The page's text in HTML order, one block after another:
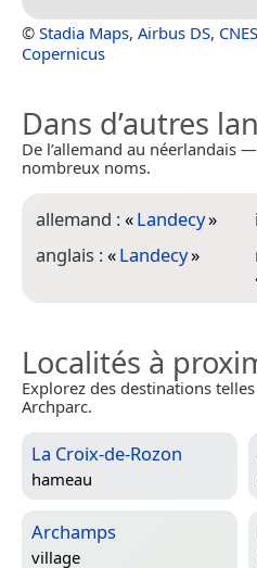
© Stadia Maps, Airbus DS, CNES
Copernicus
Dans d’autres
De l’allemand au néerlandais
nombreux noms.
allemand :«Landecy»
anglais :«Landecy»
Localités à
Explorez des destinations
Archparc.
La Croix-de-Rozon
hameau
Archamps
village